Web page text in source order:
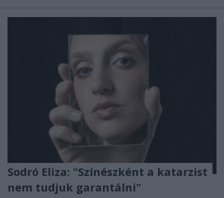
Sodró Eliza: "Színészként a katarzist
nem tudjuk garantálni"